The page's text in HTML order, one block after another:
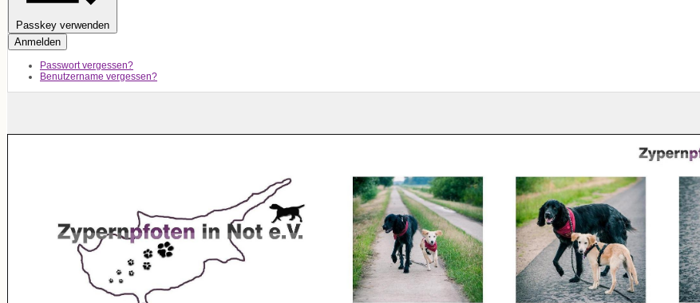
Passkey verwenden
Anmelden
Passwort vergessen?
Benutzername vergessen?